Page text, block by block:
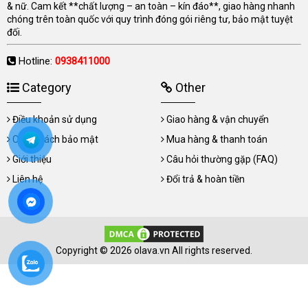
& nữ. Cam kết **chất lượng – an toàn – kín đáo**, giao hàng nhanh
chóng trên toàn quốc với quy trình đóng gói riêng tư, bảo mật tuyệt
đối.
Hotline: 0938411000
Category
Điều khoản sử dụng
Chính sách bảo mật
Giới thiệu
Liên hệ
Other
Giao hàng & vận chuyển
Mua hàng & thanh toán
Câu hỏi thường gặp (FAQ)
Đổi trả & hoàn tiền
Copyright © 2026 olava.vn All rights reserved.